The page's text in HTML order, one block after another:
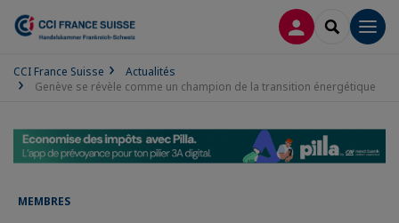
CONNEXION
CCI France Suisse
Actualités
Genève se révèle comme un champion de la transition énergétique
MEMBRES